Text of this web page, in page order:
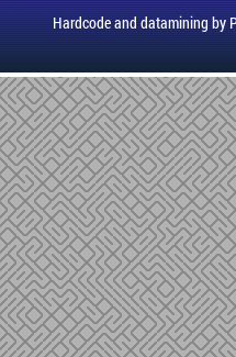
Hardcode and datamining by